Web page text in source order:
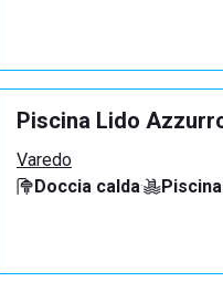
Piscina Lido
Varedo
Doccia calda· Piscina